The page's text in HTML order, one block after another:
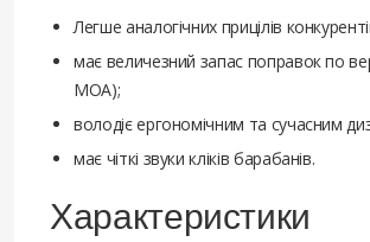
Легше аналогічних прицілів
має величезний запас поправок по
МОА);
володіє ергономічним та сучасним
має чіткі звуки кліків барабанів.
Характеристики